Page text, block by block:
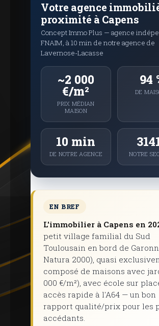
Votre agence
proximité à Capens
Concept Immo Plus — agence
FNAIM, à 10 min de notre agence de
Lavernose-Lacasse
~2 000
€/m²
PRIX ​​MÉDIAN
MAISON
94
DE
10 min
DE NOTRE AGENCE NOTRE
EN BREF
L'immobilier à Capens en
petit village familial du Sud
Toulousain en bord de
Natura 2000), quasi
composé de maisons avec
000 €/m²), avec école sur
accès rapide à l'A64 — un bon
rapport qualité/prix pour les
accédants.